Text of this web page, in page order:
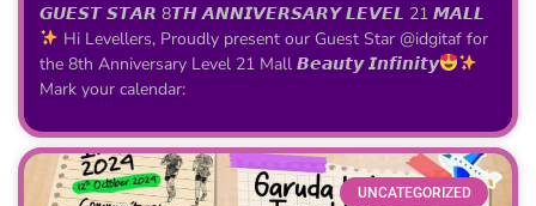
𝙂𝙐𝙀𝙎𝙏 𝙎𝙏𝘼𝙍 8𝙏𝙃 𝘼𝙉𝙉𝙄𝙑𝙀𝙍𝙎𝘼𝙍𝙔 𝙇𝙀𝙑𝙀𝙇 21 𝙈𝘼𝙇𝙇
Hi Levellers, Proudly present our Guest Star @idgitaf for
the 8th Anniversary Level 21 Mall 𝘽𝙚𝙖𝙪𝙩𝙮 𝙄𝙣𝙛𝙞𝙣𝙞𝙩𝙮
Mark your calendar:
UNCATEGORIZED